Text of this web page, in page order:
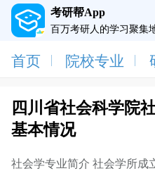
考研帮App
百万考研人的学习聚集
首页 院校专业
四川省社会科学院
基本情况
社会学专业简介 社会学所成立于1983年4月，它的前身